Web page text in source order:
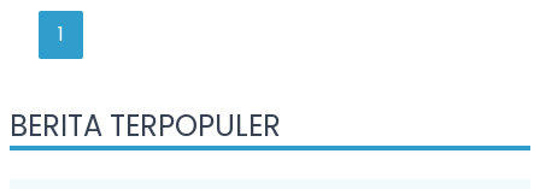
1
BERITA TERPOPULER